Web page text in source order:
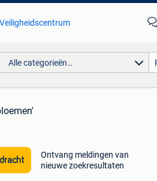
Veiligheidscentrum
Alle categorieën…
Ontvang meldingen van
nieuwe zoekresultaten